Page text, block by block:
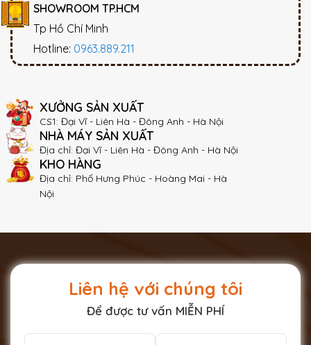
SHOWROOM TP.HCM
Tp Hồ Chí Minh
Hotline: 0963.889.211
XƯỞNG SẢN XUẤT
CS1: Đại Vĩ - Liên Hà - Đông Anh - Hà Nội
NHÀ MÁY SẢN XUẤT
Địa chỉ: Đại Vĩ - Liên Hà - Đông Anh - Hà Nội
KHO HÀNG
Địa chỉ: Phố Hưng Phúc - Hoàng Mai - Hà
Nội
Liên hệ với chúng tôi
Để được tư vấn MIỄN PHÍ